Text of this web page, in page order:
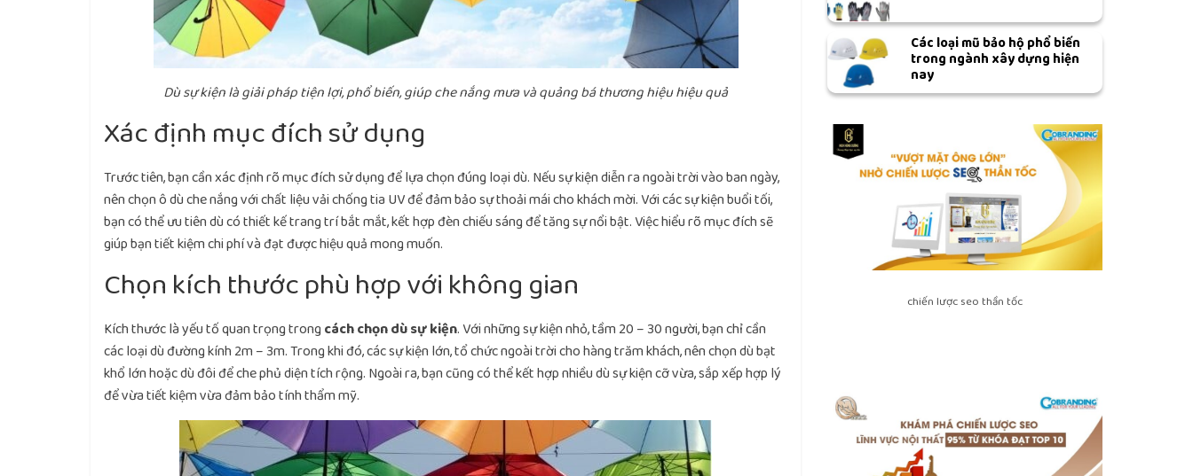
Dù sự kiện là giải pháp tiện lợi, phổ biến, giúp che nắng mưa và quảng bá thương hiệu hiệu quả
Xác định mục đích sử dụng
Trước tiên, bạn cần xác định rõ mục đích sử dụng để lựa chọn đúng loại dù. Nếu sự kiện diễn ra ngoài trời vào ban ngày,
nên chọn ô dù che nắng với chất liệu vải chống tia UV để đảm bảo sự thoải mái cho khách mời. Với các sự kiện buổi tối,
bạn có thể ưu tiên dù có thiết kế trang trí bắt mắt, kết hợp đèn chiếu sáng để tăng sự nổi bật. Việc hiểu rõ mục đích sẽ
giúp bạn tiết kiệm chi phí và đạt được hiệu quả mong muốn.
Chọn kích thước phù hợp với không gian
Kích thước là yếu tố quan trọng trongcách chọn dù sự kiện. Với những sự kiện nhỏ, tầm 20 – 30 người, bạn chỉ cần
các loại dù đường kính 2m – 3m. Trong khi đó, các sự kiện lớn, tổ chức ngoài trời cho hàng trăm khách, nên chọn dù bạt
khổ lớn hoặc dù đôi để che phủ diện tích rộng. Ngoài ra, bạn cũng có thể kết hợp nhiều dù sự kiện cỡ vừa, sắp xếp hợp lý
để vừa tiết kiệm vừa đảm bảo tính thẩm mỹ.
Các loại mũ bảo hộ phổ biến
trong ngành xây dựng hiện
nay
chiến lược seo thần tốc